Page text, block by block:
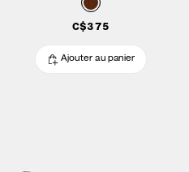
C$375
Ajouter au panier